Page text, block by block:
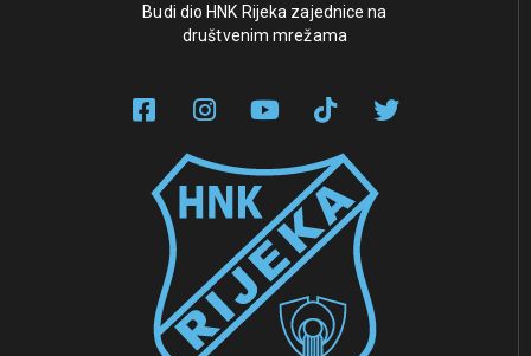
Budi dio HNK Rijeka zajednice na
društvenim mrežama